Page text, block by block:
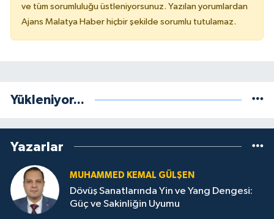
ve tüm sorumluluğu üstleniyorsunuz. Yazılan yorumlardan
Ajans Malatya Haber hiçbir şekilde sorumlu tutulamaz.
Yükleniyor...
Yazarlar
MUHAMMED KEMAL GÜLŞEN
Dövüş Sanatlarında Yin ve Yang Dengesi:
Güç ve Sakinliğin Uyumu